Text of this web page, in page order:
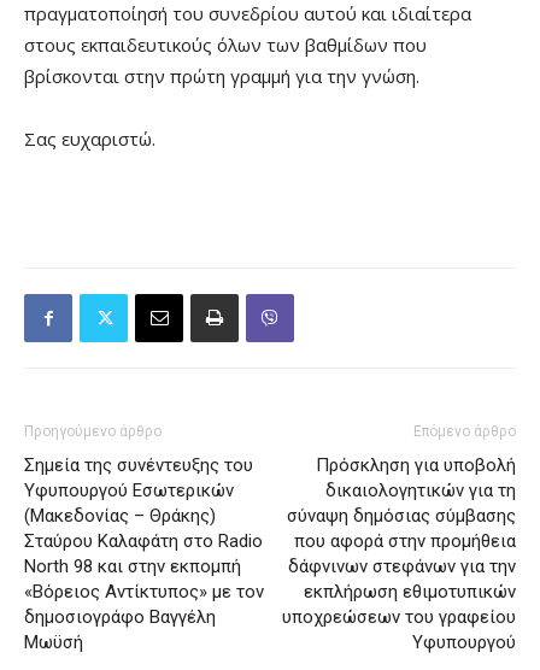
πραγματοποίησή του συνεδρίου αυτού και ιδιαίτερα
στους εκπαιδευτικούς όλων των βαθμίδων που
βρίσκονται στην πρώτη γραμμή για την γνώση.
Σας ευχαριστώ.
Προηγούμενο άρθρο
Σημεία της συνέντευξης του
Υφυπουργού Εσωτερικών
(Μακεδονίας – Θράκης)
Σταύρου Καλαφάτη στο Radio
North 98 και στην εκπομπή
«Βόρειος Αντίκτυπος» με τον
δημοσιογράφο Βαγγέλη
Μωϋσή
Επόμενο άρθρο
Πρόσκληση για υποβολή
δικαιολογητικών για τη
σύναψη δημόσιας σύμβασης
που αφορά στην προμήθεια
δάφνινων στεφάνων για την
εκπλήρωση εθιμοτυπικών
υποχρεώσεων του γραφείου
Υφυπουργού